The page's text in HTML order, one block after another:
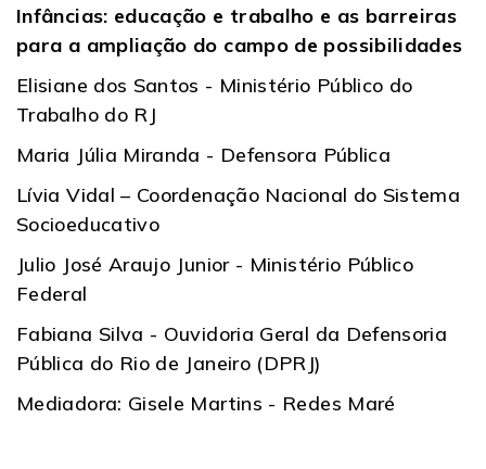
Infâncias: educação e trabalho e as barreiras
para a ampliação do campo de possibilidades
Elisiane dos Santos - Ministério Público do
Trabalho do RJ
Maria Júlia Miranda - Defensora Pública
Lívia Vidal – Coordenação Nacional do Sistema
Socioeducativo
Julio José Araujo Junior - Ministério Público
Federal
Fabiana Silva - Ouvidoria Geral da Defensoria
Pública do Rio de Janeiro (DPRJ)
Mediadora: Gisele Martins - Redes Maré